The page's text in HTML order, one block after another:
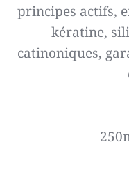
principes actifs,
kératine,
catinoniques,